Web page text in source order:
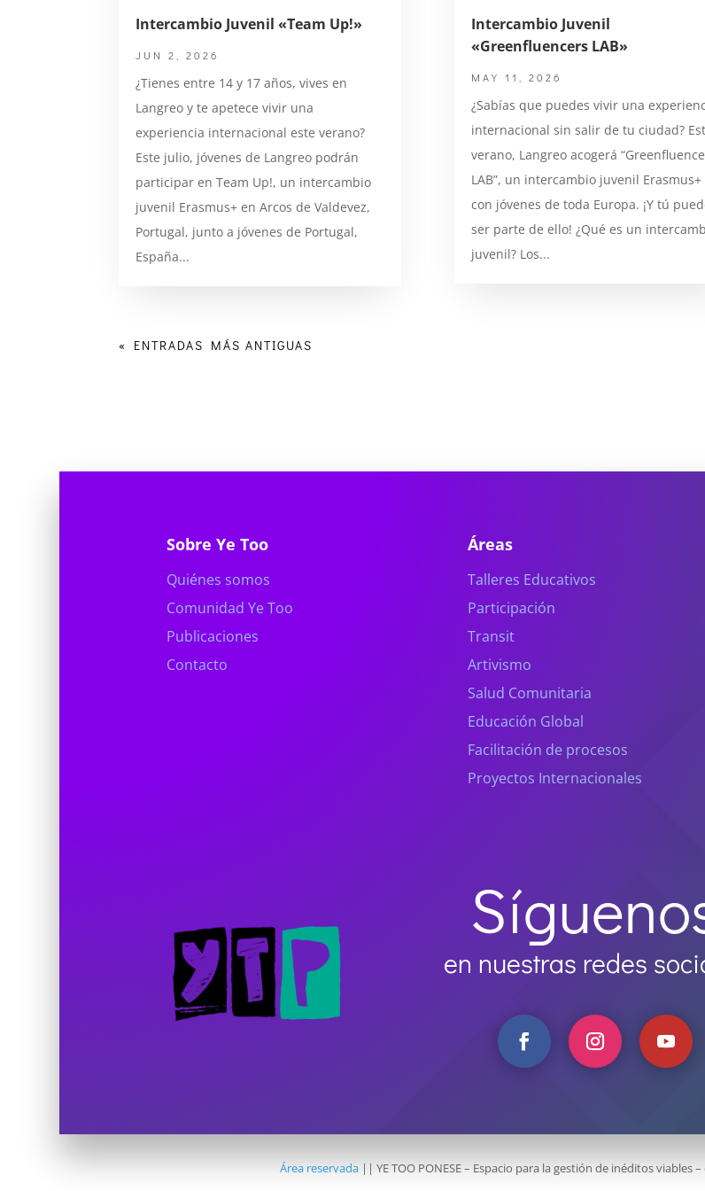
Intercambio Juvenil «Team Up!»
JUN 2, 2026
¿Tienes entre 14 y 17 años, vives en
Langreo y te apetece vivir una
experiencia internacional este verano?
Este julio, jóvenes de Langreo podrán
participar en Team Up!, un intercambio
juvenil Erasmus+ en Arcos de Valdevez,
Portugal, junto a jóvenes de Portugal,
España...
Intercambio Juvenil
«Greenfluencers LAB»
MAY 11, 2026
¿Sabías que puedes vivir una
internacional sin salir de tu ciudad?
verano, Langreo acogerá
LAB”, un intercambio juvenil Erasmus+
con jóvenes de toda Europa. ¡Y tú
ser parte de ello! ¿Qué es un
juvenil? Los...
« ENTRADAS MÁS ANTIGUAS
Sobre Ye Too
Quiénes somos
Comunidad Ye Too
Publicaciones
Contacto
Áreas
Talleres Educativos
Participación
Transit
Artivismo
Salud Comunitaria
Educación Global
Facilitación de procesos
Proyectos Internacionales
en nuestras redes
Área reservada|| YE TOO PONESE – Espacio para la gestión de inéditos viables